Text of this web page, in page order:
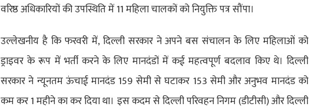
वरिष्ठ अधिकारियों की उपस्थिति में 11 महिला चालकों को नियुक्ति पत्र सौंपा।
उल्लेखनीय है कि फरवरी में, दिल्ली सरकार ने अपने बस संचालन के लिए महिलाओं को
ड्राइवर के रूप में भर्ती करने के लिए मानदंडों में कई महत्वपूर्ण बदलाव किए थे। दिल्ली
सरकार ने न्यूनतम ऊंचाई मानदंड 159 सेमी से घटाकर 153 सेमी और अनुभव मानदंड को
कम कर 1 महीने का कर दिया था। इस कदम से दिल्ली परिवहन निगम (डीटीसी) और दिल्ली